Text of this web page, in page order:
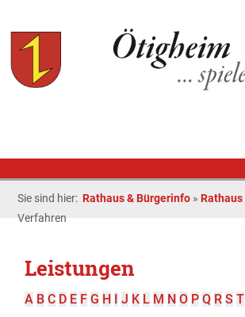
Sie sind hier: Rathaus & Bürgerinfo » Rathaus
Verfahren
Leistungen
A B C D E F G H I J K L M N O P Q R S T